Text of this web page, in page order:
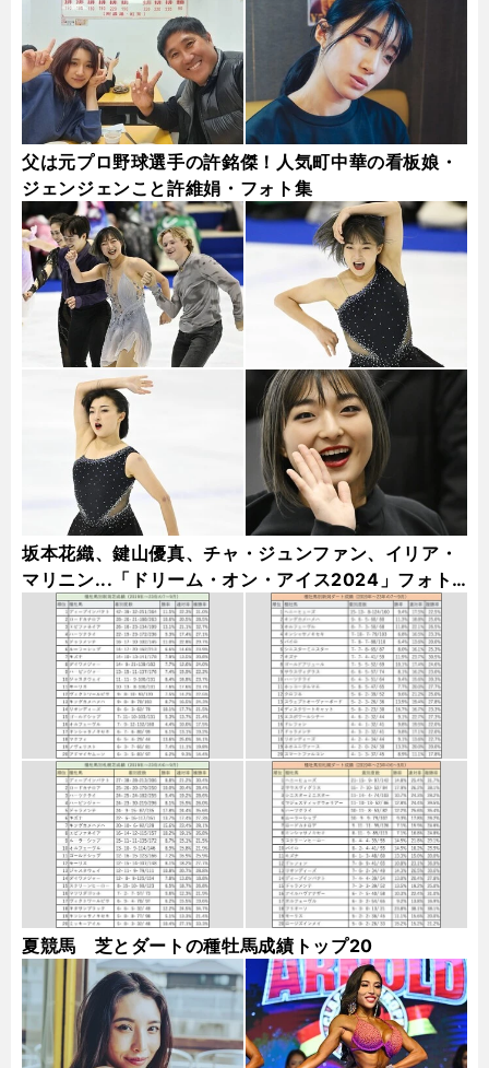
父は元プロ野球選手の許銘傑！人気町中華の看板娘・
ジェンジェンこと許維娟・フォト集
坂本花織、鍵山優真、チャ・ジュンファン、イリア・
マリニン...「ドリーム・オン・アイス2024」フォト
ギャラリー
夏競馬 芝とダートの種牡馬成績トップ20